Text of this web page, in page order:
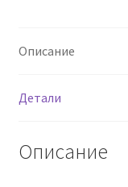
языке
Описание
Детали
Описание